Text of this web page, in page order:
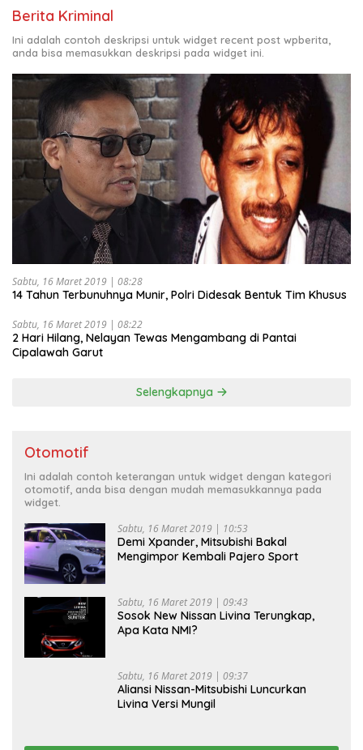
Berita Kriminal
Ini adalah contoh deskripsi untuk widget recent post wpberita,
anda bisa memasukkan deskripsi pada widget ini.
Sabtu, 16 Maret 2019 | 08:28
14 Tahun Terbunuhnya Munir, Polri Didesak Bentuk Tim Khusus
Sabtu, 16 Maret 2019 | 08:22
2 Hari Hilang, Nelayan Tewas Mengambang di Pantai
Cipalawah Garut
Selengkapnya
Otomotif
Ini adalah contoh keterangan untuk widget dengan kategori
otomotif, anda bisa dengan mudah memasukkannya pada
widget.
Sabtu, 16 Maret 2019 | 10:53
Demi Xpander, Mitsubishi Bakal
Mengimpor Kembali Pajero Sport
Sabtu, 16 Maret 2019 | 09:43
Sosok New Nissan Livina Terungkap,
Apa Kata NMI?
Sabtu, 16 Maret 2019 | 09:37
Aliansi Nissan-Mitsubishi Luncurkan
Livina Versi Mungil